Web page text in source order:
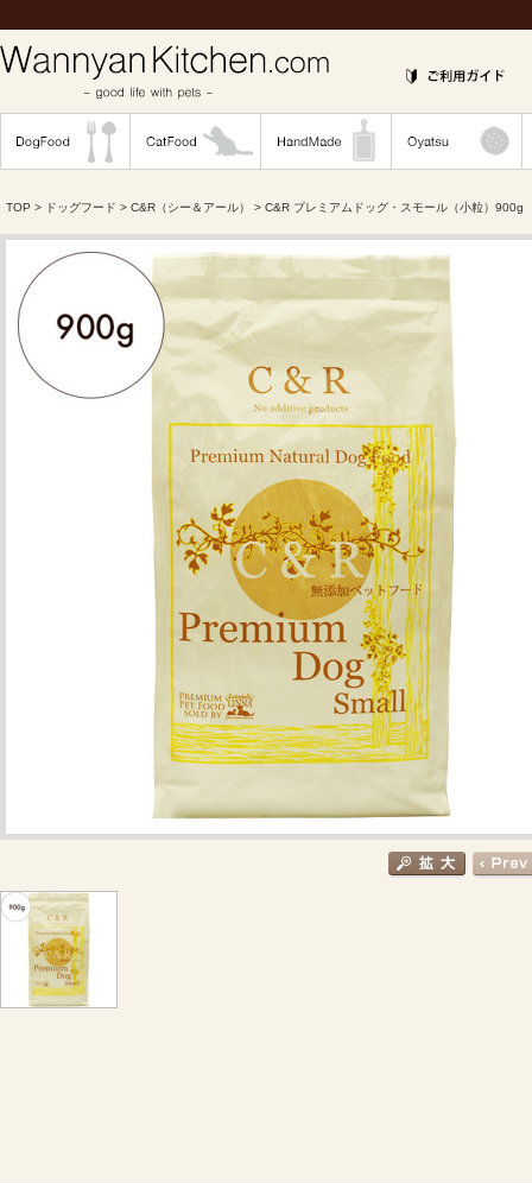
TOP > ドッグフード > C&R（シー＆アール） > C&R プレミアムドッグ・スモール（小粒）900g